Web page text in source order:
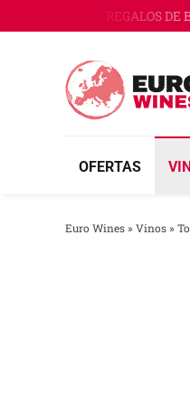
al
WINES CON 3 REGALOS DE
OFERTAS
Euro Wines» Vinos»